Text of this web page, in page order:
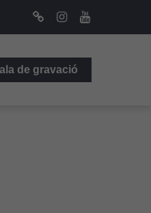
de gravació